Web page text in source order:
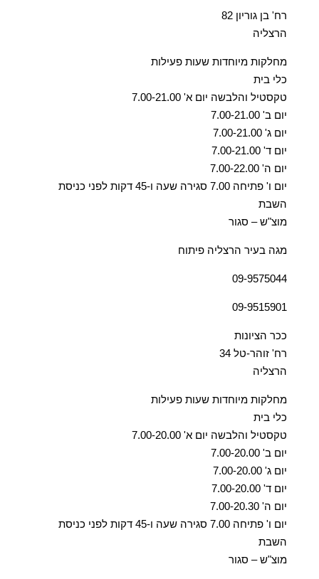
רח' בן גוריון 82
הרצליה
מחלקות מיוחדות שעות פעילות
כלי בית
טקסטיל והלבשה יום א' 7.00-21.00
יום ב' 7.00-21.00
יום ג' 7.00-21.00
יום ד' 7.00-21.00
יום ה' 7.00-22.00
יום ו' פתיחה 7.00 סגירה שעה ו-45 דקות לפני כניסת
השבת
מוצ"ש – סגור
מגה בעיר הרצליה פיתוח
09-9575044
09-9515901
ככר הציונות
רח' זוהר-טל 34
הרצליה
מחלקות מיוחדות שעות פעילות
כלי בית
טקסטיל והלבשה יום א' 7.00-20.00
יום ב' 7.00-20.00
יום ג' 7.00-20.00
יום ד' 7.00-20.00
יום ה' 7.00-20.30
יום ו' פתיחה 7.00 סגירה שעה ו-45 דקות לפני כניסת
השבת
מוצ"ש – סגור